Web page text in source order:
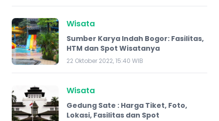
Wisata
Sumber Karya Indah Bogor: Fasilitas,
HTM dan Spot Wisatanya
22 Oktober 2022, 15:40 WIB
Wisata
Gedung Sate : Harga Tiket, Foto,
Lokasi, Fasilitas dan Spot